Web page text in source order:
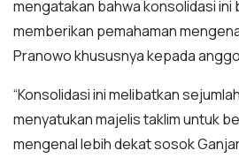
mengatakan bahwa konsolidasi
memberikan pemahaman
Pranowo khususnya kepada
“Konsolidasi ini melibatkan
menyatukan majelis taklim untuk
mengenal lebih dekat sosok